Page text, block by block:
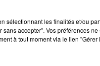
gratuit de collecte.
sélectionnant les finalités et/ou
accepter". Vos préférences
à tout moment via le lien